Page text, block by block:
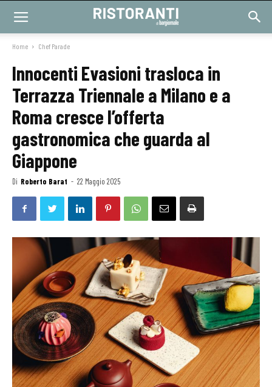
Home Chef Parade
Innocenti Evasioni trasloca in
Terrazza Triennale a Milano e a
Roma cresce l’offerta
gastronomica che guarda al
Giappone
Di Roberto Barat - 22 Maggio 2025